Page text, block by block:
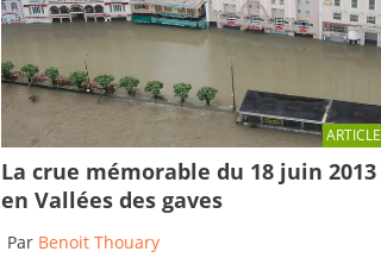
ARTICLE
La crue mémorable du 18 juin 2013
en Vallées des gaves
Par Benoit Thouary